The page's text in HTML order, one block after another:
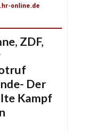
online.de
ZDF,
Der
Kampf